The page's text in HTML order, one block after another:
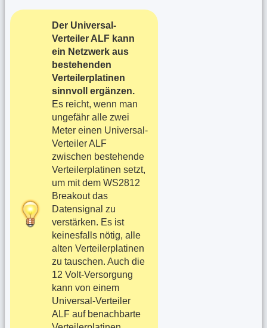
Der Universal-
Verteiler ALF kann
ein Netzwerk aus
bestehenden
Verteilerplatinen
sinnvoll ergänzen.
Es reicht, wenn man
ungefähr alle zwei
Meter einen Universal-
Verteiler ALF
zwischen bestehende
Verteilerplatinen setzt,
um mit dem WS2812
Breakout das
Datensignal zu
verstärken. Es ist
keinesfalls nötig, alle
alten Verteilerplatinen
zu tauschen. Auch die
12 Volt-Versorgung
kann von einem
Universal-Verteiler
ALF auf benachbarte